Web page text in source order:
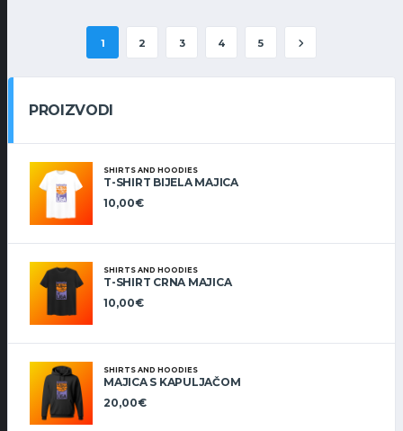
1 2 3 4 5
PROIZVODI
SHIRTS AND HOODIES
T-SHIRT BIJELA MAJICA
10,00€
SHIRTS AND HOODIES
T-SHIRT CRNA MAJICA
10,00€
SHIRTS AND HOODIES
MAJICA S KAPULJAČOM
20,00€